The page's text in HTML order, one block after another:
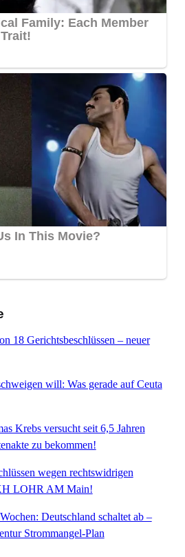
18 Gerichtsbeschlüssen – neuer
will: Was gerade auf Ceuta
Krebs versucht seit 6,5 Jahren
zu bekommen!
wegen rechtswidrigen
LOHR AM Main!
Deutschland schaltet ab –
Strommangel-Plan